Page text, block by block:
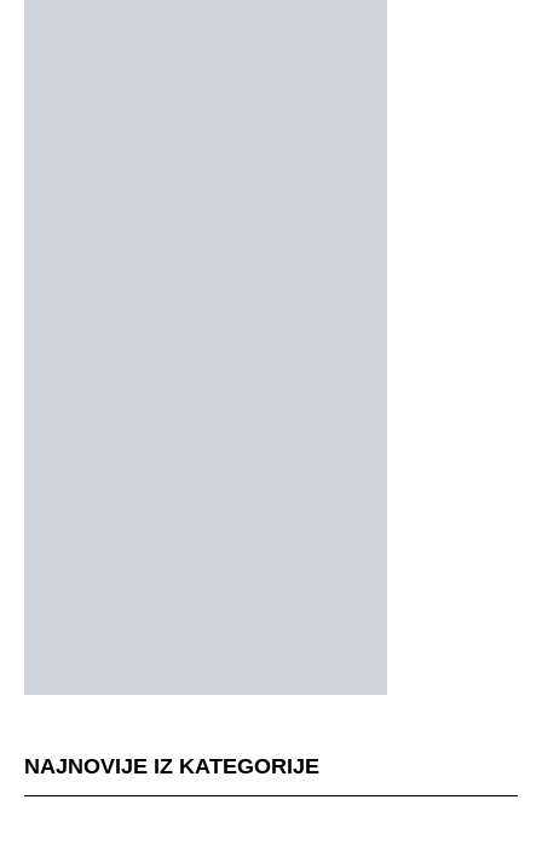
NAJNOVIJE IZ KATEGORIJE